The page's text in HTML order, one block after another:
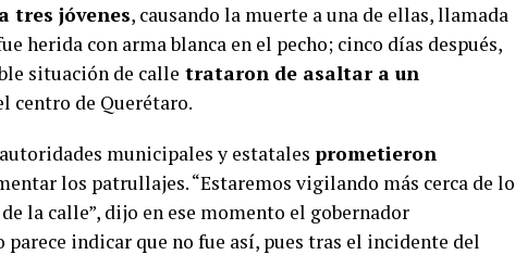
tres jóvenes, causando la muerte a una de ellas, llamada
herida con arma blanca en el pecho; cinco días después,
situación de calle trataron de asaltar a un
centro de Querétaro.
municipales y estatales prometieron
los patrullajes. “Estaremos vigilando más cerca de lo
la calle”, dijo en ese momento el gobernador
parece indicar que no fue así, pues tras el incidente del